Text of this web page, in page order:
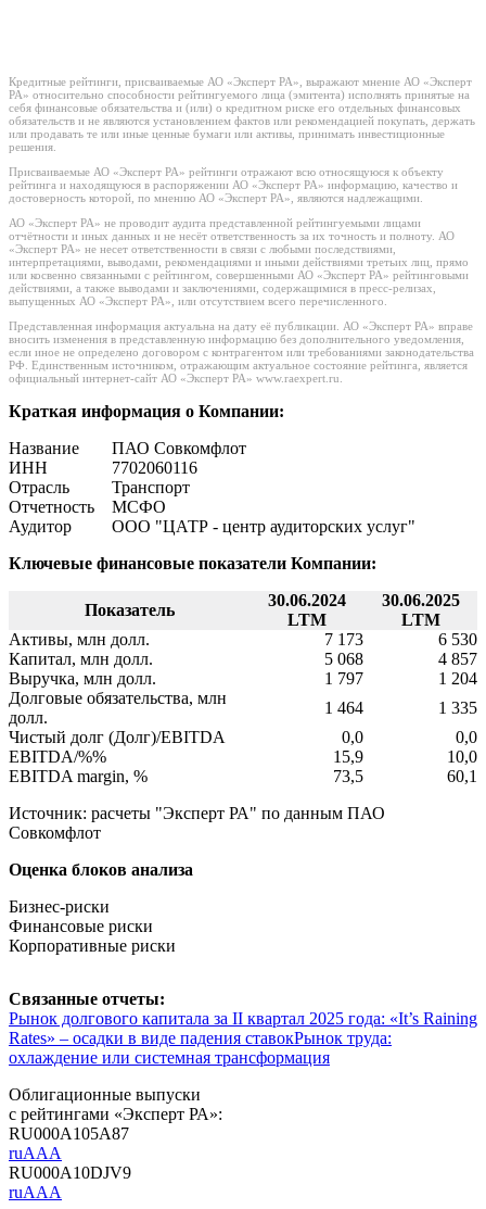
Кредитные рейтинги, присваиваемые АО «Эксперт РА», выражают мнение АО «Эксперт
РА» относительно способности рейтингуемого лица (эмитента) исполнять принятые на
себя финансовые обязательства и (или) о кредитном риске его отдельных финансовых
обязательств и не являются установлением фактов или рекомендацией покупать, держать
или продавать те или иные ценные бумаги или активы, принимать инвестиционные
решения.
Присваиваемые АО «Эксперт РА» рейтинги отражают всю относящуюся к объекту
рейтинга и находящуюся в распоряжении АО «Эксперт РА» информацию, качество и
достоверность которой, по мнению АО «Эксперт РА», являются надлежащими.
АО «Эксперт РА» не проводит аудита представленной рейтингуемыми лицами
отчётности и иных данных и не несёт ответственность за их точность и полноту. АО
«Эксперт РА» не несет ответственности в связи с любыми последствиями,
интерпретациями, выводами, рекомендациями и иными действиями третьих лиц, прямо
или косвенно связанными с рейтингом, совершенными АО «Эксперт РА» рейтинговыми
действиями, а также выводами и заключениями, содержащимися в пресс-релизах,
выпущенных АО «Эксперт РА», или отсутствием всего перечисленного.
Представленная информация актуальна на дату её публикации. АО «Эксперт РА» вправе
вносить изменения в представленную информацию без дополнительного уведомления,
если иное не определено договором с контрагентом или требованиями законодательства
РФ. Единственным источником, отражающим актуальное состояние рейтинга, является
официальный интернет-сайт АО «Эксперт РА» www.raexpert.ru.
Краткая информация о Компании:
Название
ПАО Совкомфлот
ИНН
7702060116
Отрасль
Транспорт
Отчетность
МСФО
Аудитор
ООО "ЦАТР - центр аудиторских услуг"
Ключевые финансовые показатели Компании:
Показатель
30.06.2024
LTM
30.06.2025
LTM
Активы, млн долл.
7 173
6 530
Капитал, млн долл.
5 068
4 857
Выручка, млн долл.
1 797
1 204
Долговые обязательства, млн
долл.
1 464
1 335
Чистый долг (Долг)/EBITDA
0,0
0,0
EBITDA/%%
15,9
10,0
EBITDA margin, %
73,5
60,1
Источник: расчеты "Эксперт РА" по данным ПАО
Совкомфлот
Оценка блоков анализа
Бизнес-риски
Финансовые риски
Корпоративные риски
Связанные отчеты:
Рынок долгового капитала за II квартал 2025 года: «It’s Raining
Rates» – осадки в виде падения ставокРынок труда:
охлаждение или системная трансформация
Облигационные выпуски
с рейтингами «Эксперт РА»:
RU000A105A87
ruAAA
RU000A10DJV9
ruAAA